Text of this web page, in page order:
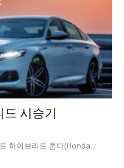
시승기
하이브리드 혼다(Honda...